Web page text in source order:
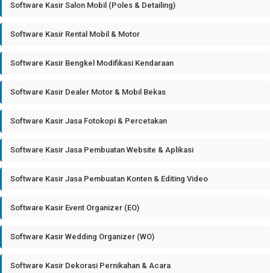
Software Kasir Salon Mobil (Poles & Detailing)
Software Kasir Rental Mobil & Motor
Software Kasir Bengkel Modifikasi Kendaraan
Software Kasir Dealer Motor & Mobil Bekas
Software Kasir Jasa Fotokopi & Percetakan
Software Kasir Jasa Pembuatan Website & Aplikasi
Software Kasir Jasa Pembuatan Konten & Editing Video
Software Kasir Event Organizer (EO)
Software Kasir Wedding Organizer (WO)
Software Kasir Dekorasi Pernikahan & Acara